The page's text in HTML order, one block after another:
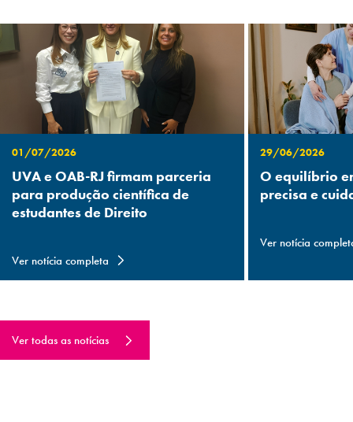
01/07/2026
UVA e OAB-RJ firmam parceria
para produção científica de
estudantes de Direito
Ver notícia completa
29/06/2026
O equilíbrio
precisa e
Ver notícia
Ver todas as notícias